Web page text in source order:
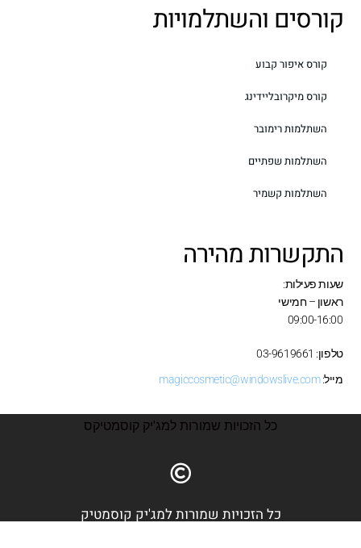
והשתלמויות
קורס איפור קבוע
קורס מיקרובליידינג
השתלמות רימובר
השתלמות שפתיים
השתלמות קשמיר
מהירה
פעילות:
– חמישי
09:00-
9619661
magiccosmetic@windowslive.com
כל הזכויות שמורות למג'יק קוסמטיקס
כל הזכויות שמורות למג'יק קוסמטיק